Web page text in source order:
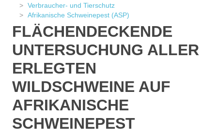
Verbraucher- und Tierschutz
Afrikanische Schweinepest (ASP)
FLÄCHENDECKENDE
UNTERSUCHUNG ALLER
ERLEGTEN
WILDSCHWEINE AUF
AFRIKANISCHE
SCHWEINEPEST